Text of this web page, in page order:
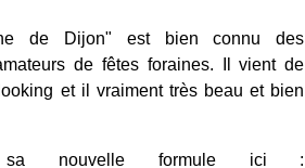
de Dijon" est bien connu des
de fêtes foraines. Il vient de
et il vraiment très beau et bien
sa nouvelle formule ici :